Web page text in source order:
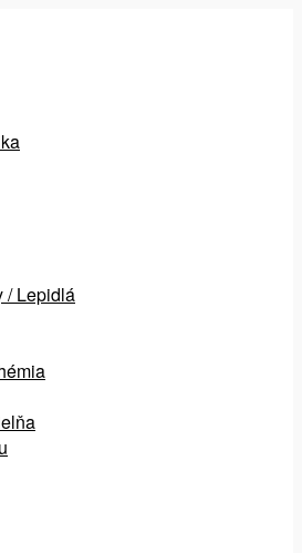
/ Lepidlá